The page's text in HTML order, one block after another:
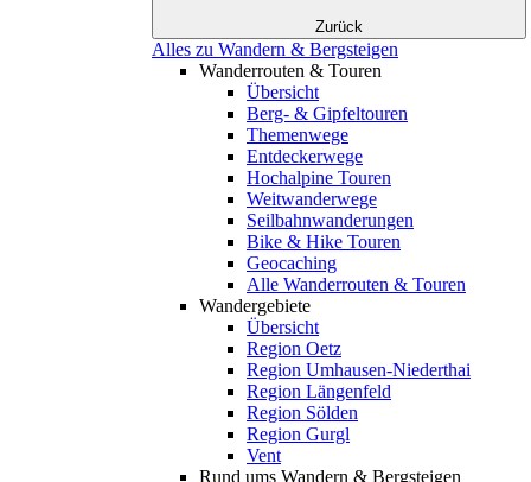
Zurück
Alles zu Wandern & Bergsteigen
Wanderrouten & Touren
Übersicht
Berg- & Gipfeltouren
Themenwege
Entdeckerwege
Hochalpine Touren
Weitwanderwege
Seilbahnwanderungen
Bike & Hike Touren
Geocaching
Alle Wanderrouten & Touren
Wandergebiete
Übersicht
Region Oetz
Region Umhausen-Niederthai
Region Längenfeld
Region Sölden
Region Gurgl
Vent
Rund ums Wandern & Bergsteigen